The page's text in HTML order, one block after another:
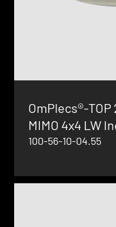
OmPlecs®-TOP
MIMO 4x4 LW
100-56-10-04.55